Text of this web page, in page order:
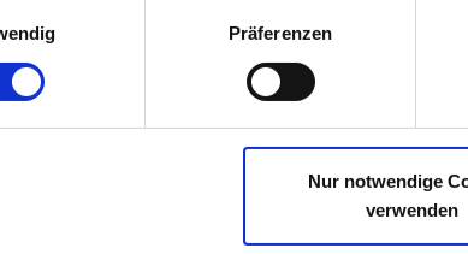
Präferenzen
Nur notwendige
verwenden
NM 35 oder auch 0,5 mm
NM 90-110